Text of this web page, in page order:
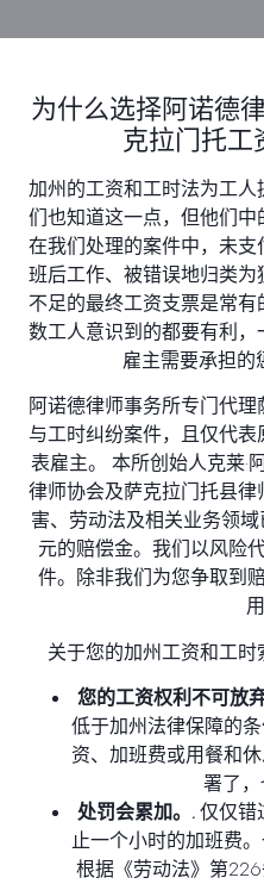
为什么选择阿诺德
克拉门托工
加州的工资和工时法为工
们也知道这一点，但他们中
在我们处理的案件中，未
班后工作、被错误地归类
不足的最终工资支票是常
数工人意识到的都要有利，
雇主需要承担的
阿诺德律师事务所专门代
与工时纠纷案件，且仅代
表雇主。 本所创始人克莱·
律师协会及萨克拉门托县
害、劳动法及相关业务领
元的赔偿金。我们以风险
件。除非我们为您争取到
关于您的加州工资和工时
您的工资权利不可放
低于加州法律保障的
资、加班费或用餐和
署了
处罚会累加。.仅仅错
止一个小时的加班费
根据《劳动法》第